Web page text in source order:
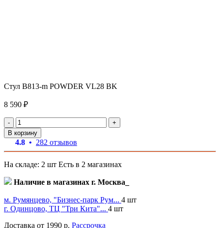
Стул B813-m POWDER VL28 BK
8 590 ₽
-
+
В корзину
4.8 • 282 отзывов
На складе: 2 шт Есть в 2 магазинах
Наличие в магазинах г. Москва_
м. Румянцево, "Бизнес-парк Рум... 4 шт
г. Одинцово, ТЦ "Три Кита"... 4 шт
Доставка от 1990 р. Рассрочка